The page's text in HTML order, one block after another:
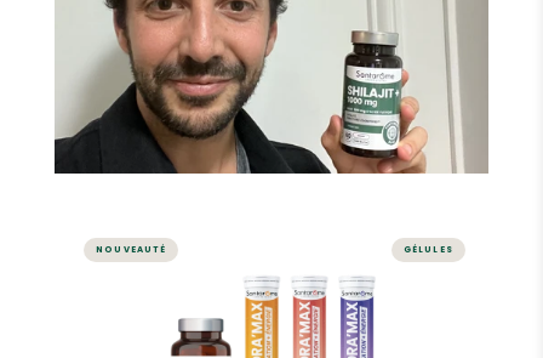
NOUVEAUTÉ GÉLULES
Pack Sportifs - Shilajit +
Électrolytes
Un duo complémentaire